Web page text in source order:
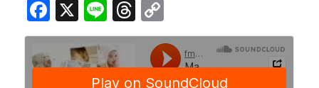
F
a
c
e
X Li
n
e
T
h
e
o
p
y